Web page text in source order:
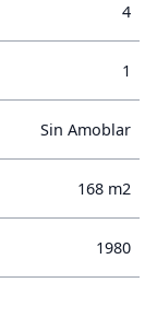
4
1
Sin Amoblar
168 m2
1980